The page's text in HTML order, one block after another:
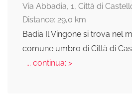
Via Abbadia, 1, Città di
Distance: 29,0 km
Badia Il Vingone si trova nel
comune umbro di Città di
... continua: >